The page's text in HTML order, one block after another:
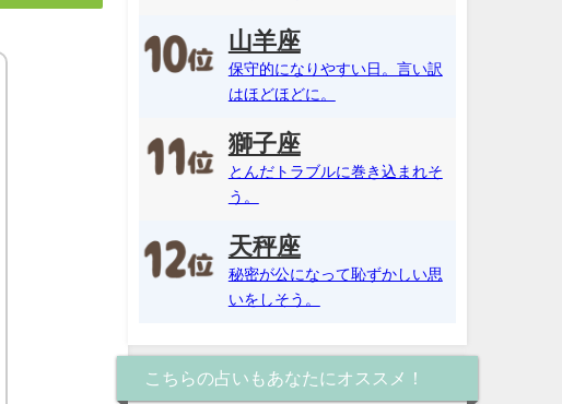
山羊座
保守的になりやすい日。言い訳
はほどほどに。
獅子座
とんだトラブルに巻き込まれそ
う。
天秤座
秘密が公になって恥ずかしい思
いをしそう。
こちらの占いもあなたにオススメ！